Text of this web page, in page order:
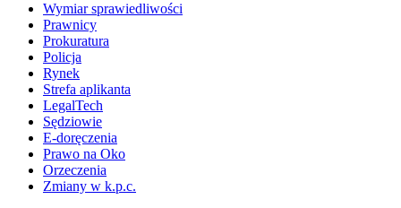
Wymiar sprawiedliwości
Prawnicy
Prokuratura
Policja
Rynek
Strefa aplikanta
LegalTech
Sędziowie
E-doręczenia
Prawo na Oko
Orzeczenia
Zmiany w k.p.c.